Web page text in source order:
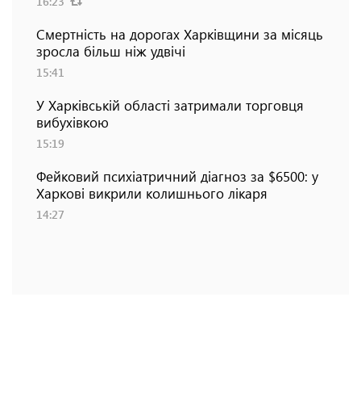
Смертність на дорогах Харківщини за місяць
зросла більш ніж удвічі
15:41
У Харківській області затримали торговця
вибухівкою
15:19
Фейковий психіатричний діагноз за $6500: у
Харкові викрили колишнього лікаря
14:27